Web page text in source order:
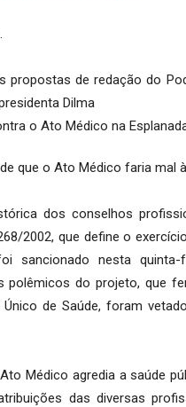
propostas de redação do
Dilma
que o Ato Médico faria mal
dos conselhos
2002, que define o
sancionado nesta quinta-
polêmicos do projeto, que
de Saúde, foram
Médico agredia a saúde
das diversas